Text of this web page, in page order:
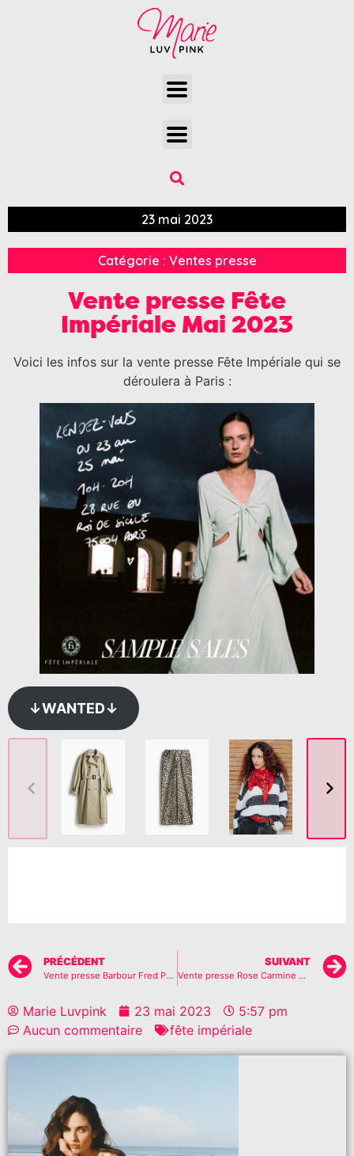
23 mai 2023
Catégorie : Ventes presse
Vente presse Fête
Impériale Mai 2023
Voici les infos sur la vente presse Fête Impériale qui se
déroulera à Paris :
↓WANTED↓
PRÉCÉDENT
Vente presse Barbour Fred Perry mai 2023
SUIVANT
Vente presse Rose Carmine Mai 2023
Marie Luvpink 23 mai 2023
5:57 pm
Aucun commentaire
fête impériale